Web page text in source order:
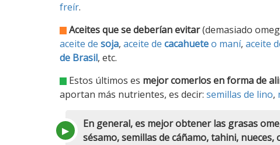
freír.
Aceites que se deberían evitar(demasiado
aceite de soja, aceite de cacahueteo maní, aceite
de Brasil, etc.
Estos últimos es mejor comerlos en forma de
aportan más nutrientes, es decir: semillas de lino,
En general, es mejor obtener las grasas
sésamo, semillas de cáñamo, tahini, nueces,